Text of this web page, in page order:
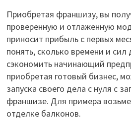
Приобретая франшизу, вы
проверенную и отлаженную
приносит прибыль с первых
понять, сколько времени и
сэкономить начинающий
приобретая готовый бизнес,
запуска своего дела с нуля с
франшизе. Для примера
отделке балконов.